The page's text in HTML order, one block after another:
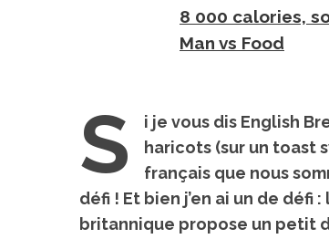
8 000 calories,
Man vs Food
S i je vous dis English
haricots (sur un toast
français que nous
défi ! Et bien j’en ai un de défi :
britannique propose un petit